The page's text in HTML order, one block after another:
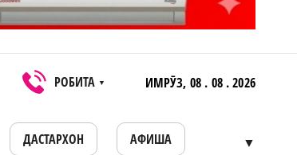
РОБИТА ▼ ИМРӮЗ, 08 . 08 . 2026
ДАСТАРХОН АФИША ▼